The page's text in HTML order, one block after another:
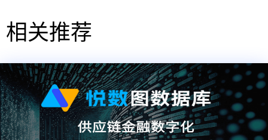
相关推荐